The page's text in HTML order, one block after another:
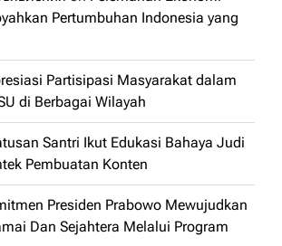
Pertumbuhan Indonesia yang
Partisipasi Masyarakat dalam
di Berbagai Wilayah
Santri Ikut Edukasi Bahaya Judi
Pembuatan Konten
Presiden Prabowo Mewujudkan
Dan Sejahtera Melalui Program